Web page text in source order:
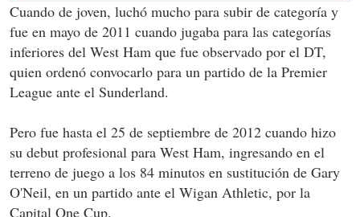
Cuando de joven, luchó mucho para subir de categoría y
fue en mayo de 2011 cuando jugaba para las categorías
inferiores del West Ham que fue observado por el DT,
quien ordenó convocarlo para un partido de la Premier
League ante el Sunderland.
Pero fue hasta el 25 de septiembre de 2012 cuando hizo
su debut profesional para West Ham, ingresando en el
terreno de juego a los 84 minutos en sustitución de Gary
O'Neil, en un partido ante el Wigan Athletic, por la
Capital One Cup.